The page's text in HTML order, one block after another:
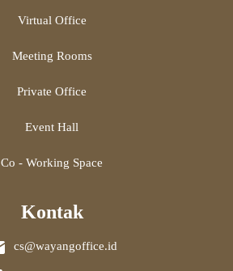
Virtual Office
Meeting Rooms
Private Office
Event Hall
Co - Working Space
Kontak
cs@wayangoffice.id